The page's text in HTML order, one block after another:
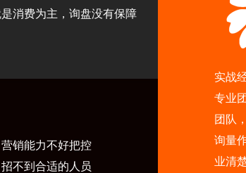
消费为主，询盘没有保障
销能力不好把控
不到合适的人员
实战
专业
团队
询量
业清